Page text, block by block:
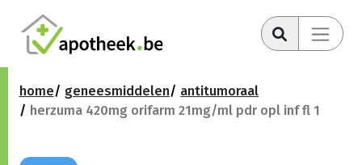
home geneesmiddelen
antitumoraal
herzuma 420mg orifarm 21mg/ml pdr opl inf fl 1